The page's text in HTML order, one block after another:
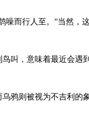
而行人至。”当然，
叫，意味着最近会遇
鸦则被视为不吉利的象